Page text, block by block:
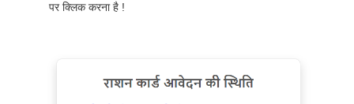
पर क्लिक करना है !